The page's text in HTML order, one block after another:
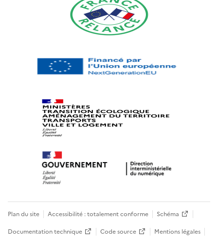
Plan du site Accessibilité : totalement conforme
Schéma
Documentation technique
Code source Mentions légales